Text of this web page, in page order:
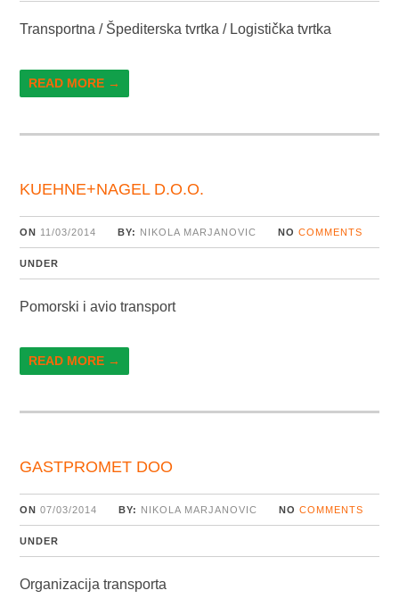
Transportna / Špediterska tvrtka / Logistička tvrtka
READ MORE →
KUEHNE+NAGEL D.O.O.
ON 11/03/2014 BY: NIKOLA MARJANOVIC NO COMMENTS
UNDER
Pomorski i avio transport
READ MORE →
GASTPROMET DOO
ON 07/03/2014 BY: NIKOLA MARJANOVIC NO COMMENTS
UNDER
Organizacija transporta